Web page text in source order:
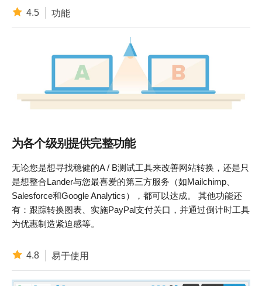
4.5 功能
为各个级别提供完整功能
无论您是想寻找稳健的A / B测试工具来改善网站转换，还是只
是想整合Lander与您最喜爱的第三方服务（如Mailchimp、
Salesforce和Google Analytics），都可以达成。 其他功能还
有：跟踪转换图表、实施PayPal支付关口，并通过倒计时工具
为优惠制造紧迫感等。
4.8 易于使用